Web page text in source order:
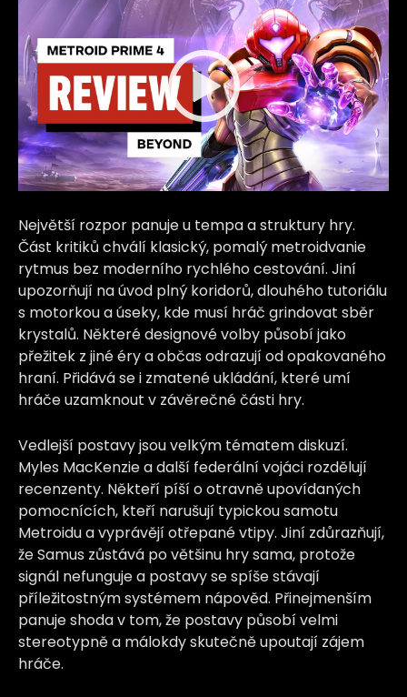
Největší rozpor panuje u tempa a struktury hry.
Část kritiků chválí klasický, pomalý metroidvanie
rytmus bez moderního rychlého cestování. Jiní
upozorňují na úvod plný koridorů, dlouhého tutoriálu
s motorkou a úseky, kde musí hráč grindovat sběr
krystalů. Některé designové volby působí jako
přežitek z jiné éry a občas odrazují od opakovaného
hraní. Přidává se i zmatené ukládání, které umí
hráče uzamknout v závěrečné části hry.
Vedlejší postavy jsou velkým tématem diskuzí.
Myles MacKenzie a další federální vojáci rozdělují
recenzenty. Někteří píší o otravně upovídaných
pomocnících, kteří narušují typickou samotu
Metroidu a vyprávějí otřepané vtipy. Jiní zdůrazňují,
že Samus zůstává po většinu hry sama, protože
signál nefunguje a postavy se spíše stávají
příležitostným systémem nápověd. Přinejmenším
panuje shoda v tom, že postavy působí velmi
stereotypně a málokdy skutečně upoutají zájem
hráče.